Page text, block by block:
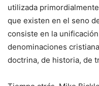
utilizada
que existen en el seno
consiste en la
denominaciones
doctrina, de historia, de